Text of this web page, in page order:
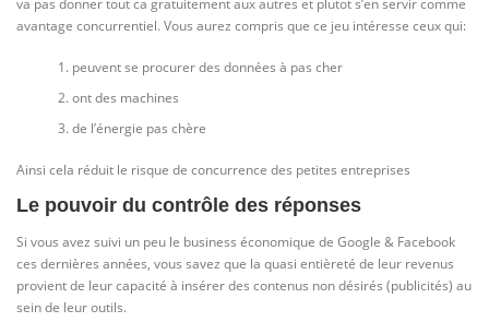
avantage concurrentiel. Vous aurez compris que ce jeu intéresse ceux qui:
peuvent se procurer des données à pas cher
ont des machines
de l’énergie pas chère
Ainsi cela réduit le risque de concurrence des petites entreprises
Le pouvoir du contrôle des réponses
Si vous avez suivi un peu le business économique de Google & Facebook
ces dernières années, vous savez que la quasi entièreté de leur revenus
provient de leur capacité à insérer des contenus non désirés (publicités) au
sein de leur outils.